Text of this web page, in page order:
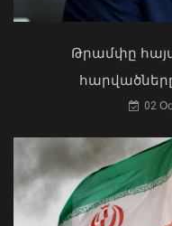
2026 թվականի
Եվրոպայում դարձել
դիտարկումների
04 Օգոստոս, 2026 17:41
Թրամփը
02